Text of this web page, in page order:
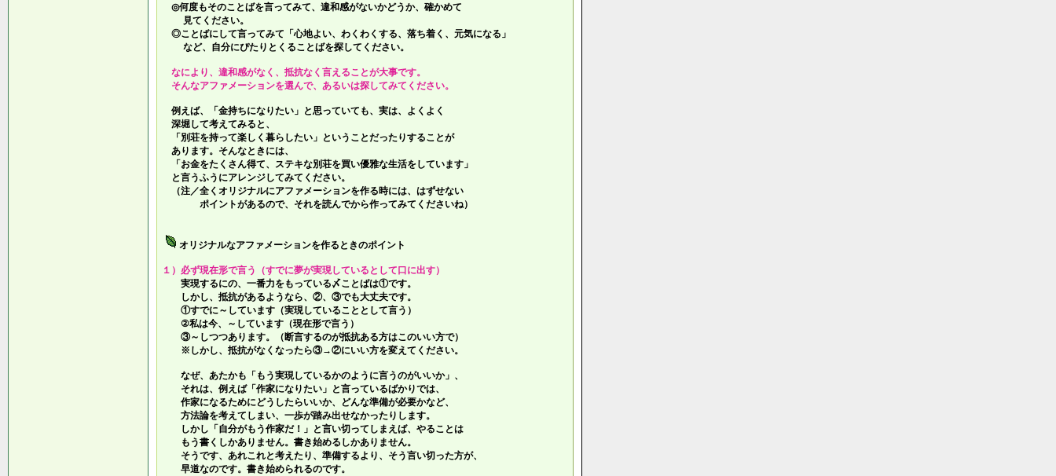
◎何度もそのことばを言ってみて、違和感がないかどうか、確かめて
見てください。
◎ことばにして言ってみて「心地よい、わくわくする、落ち着く、元気になる」
など、自分にぴたりとくることばを探してください。
なにより、違和感がなく、抵抗なく言えることが大事です。
そんなアファメーションを選んで、あるいは探してみてください。
例えば、「金持ちになりたい」と思っていても、実は、よくよく
深堀して考えてみると、
「別荘を持って楽しく暮らしたい」ということだったりすることが
あります。そんなときには、
「お金をたくさん得て、ステキな別荘を買い優雅な生活をしています」
と言うふうにアレンジしてみてください。
（注／全くオリジナルにアファメーションを作る時には、はずせない
ポイントがあるので、それを読んでから作ってみてくださいね）
オリジナルなアファメーションを作るときのポイント
１）必ず現在形で言う（すでに夢が実現しているとして口に出す）
実現するにの、一番力をもっている〆ことばは①です。
しかし、抵抗があるようなら、②、③でも大丈夫です。
①すでに～しています（実現していることとして言う）
②私は今、～しています（現在形で言う）
③～しつつあります。（断言するのが抵抗ある方はこのいい方で）
※しかし、抵抗がなくなったら③→②にいい方を変えてください。
なぜ、あたかも「もう実現しているかのように言うのがいいか」、
それは、例えば「作家になりたい」と言っているばかりでは、
作家になるためにどうしたらいいか、どんな準備が必要かなど、
方法論を考えてしまい、一歩が踏み出せなかったりします。
しかし「自分がもう作家だ！」と言い切ってしまえば、やることは
もう書くしかありません。書き始めるしかありません。
そうです、あれこれと考えたり、準備するより、そう言い切った方が、
早道なのです。書き始められるのです。